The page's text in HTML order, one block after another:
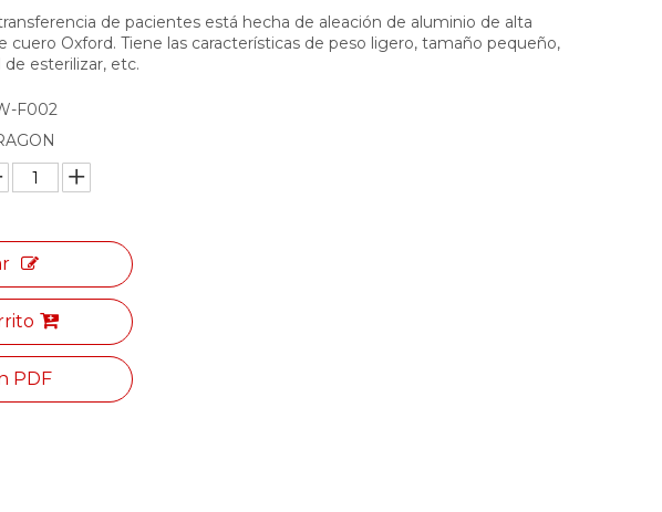
de pacientes está hecha de aleación de aluminio de alta
cuero Oxford. Tiene las características de peso ligero, tamaño pequeño,
esterilizar, etc.
F002
PDF